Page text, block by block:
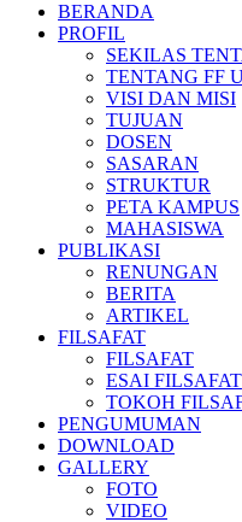
BERANDA
PROFIL
SEKILAS
TENTANG FF
VISI DAN MISI
TUJUAN
DOSEN
SASARAN
STRUKTUR
PETA KAMPUS
MAHASISWA
PUBLIKASI
RENUNGAN
BERITA
ARTIKEL
FILSAFAT
FILSAFAT
ESAI FILSAFAT
TOKOH
PENGUMUMAN
DOWNLOAD
GALLERY
FOTO
VIDEO